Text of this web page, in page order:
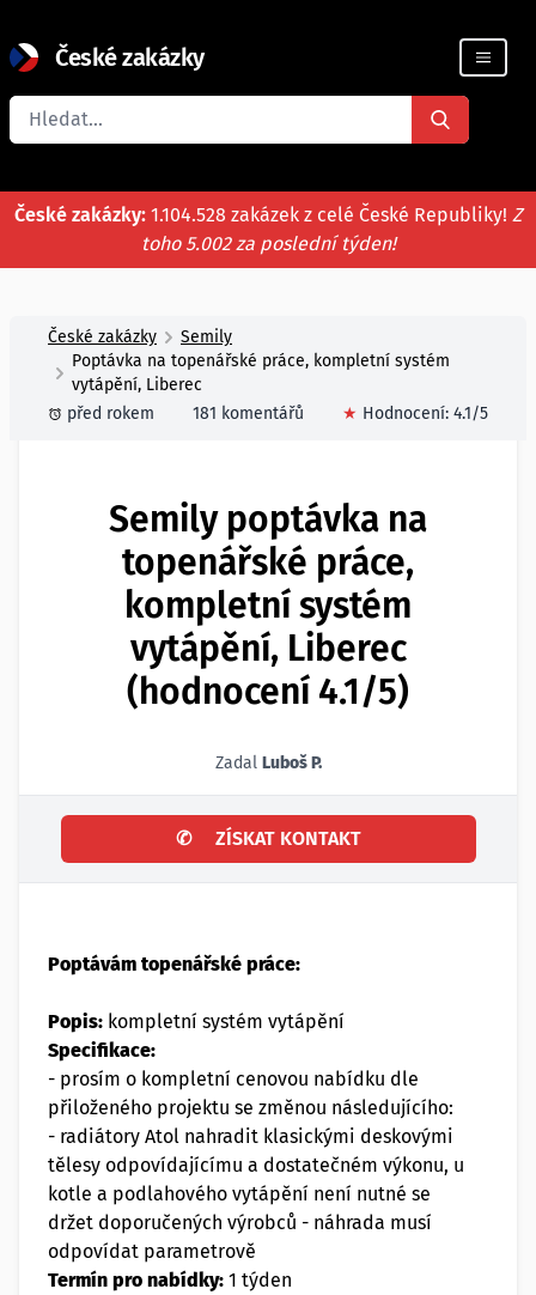
České zakázky
Registrace firmy
České zakázky: 1.104.528 zakázek z celé České Republiky! Z
toho 5.002 za poslední týden!
České zakázky
Semily
Poptávka na topenářské práce, kompletní systém
vytápění, Liberec
před rokem
181 komentářů ★ Hodnocení: 4.1/5
Semily poptávka na
topenářské práce,
kompletní systém
vytápění, Liberec
(hodnocení 4.1/5)
Zadal Luboš P.
✆ ZÍSKAT KONTAKT
Poptávám topenářské práce:
Popis: kompletní systém vytápění
Specifikace:
- prosím o kompletní cenovou nabídku dle
přiloženého projektu se změnou následujícího:
- radiátory Atol nahradit klasickými deskovými
tělesy odpovídajícímu a dostatečném výkonu, u
kotle a podlahového vytápění není nutné se
držet doporučených výrobců - náhrada musí
odpovídat parametrově
Termín pro nabídky: 1 týden